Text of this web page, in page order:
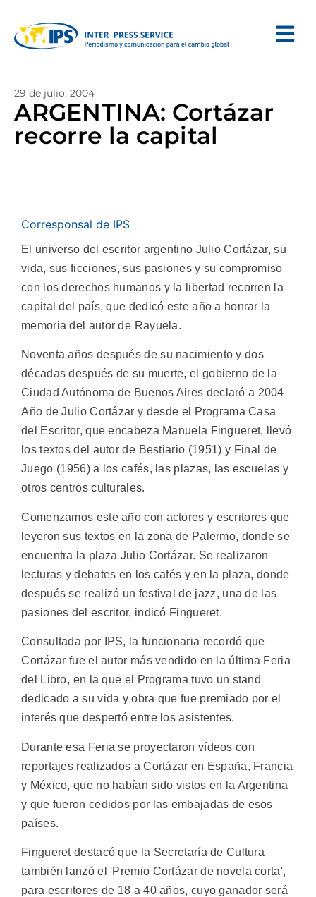
29 de julio, 2004
ARGENTINA: Cortázar
recorre la capital
Corresponsal de IPS
El universo del escritor argentino Julio Cortázar, su
vida, sus ficciones, sus pasiones y su compromiso
con los derechos humanos y la libertad recorren la
capital del país, que dedicó este año a honrar la
memoria del autor de Rayuela.
Noventa años después de su nacimiento y dos
décadas después de su muerte, el gobierno de la
Ciudad Autónoma de Buenos Aires declaró a 2004
Año de Julio Cortázar y desde el Programa Casa
del Escritor, que encabeza Manuela Fingueret, llevó
los textos del autor de Bestiario (1951) y Final de
Juego (1956) a los cafés, las plazas, las escuelas y
otros centros culturales.
Comenzamos este año con actores y escritores que
leyeron sus textos en la zona de Palermo, donde se
encuentra la plaza Julio Cortázar. Se realizaron
lecturas y debates en los cafés y en la plaza, donde
después se realizó un festival de jazz, una de las
pasiones del escritor, indicó Fingueret.
Consultada por IPS, la funcionaria recordó que
Cortázar fue el autor más vendido en la última Feria
del Libro, en la que el Programa tuvo un stand
dedicado a su vida y obra que fue premiado por el
interés que despertó entre los asistentes.
Durante esa Feria se proyectaron vídeos con
reportajes realizados a Cortázar en España, Francia
y México, que no habían sido vistos en la Argentina
y que fueron cedidos por las embajadas de esos
países.
Fingueret destacó que la Secretaría de Cultura
también lanzó el 'Premio Cortázar de novela corta',
para escritores de 18 a 40 años, cuyo ganador será